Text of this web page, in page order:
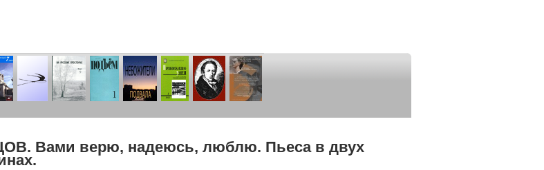
Вами верю, надеюсь, люблю. Пьеса в двух